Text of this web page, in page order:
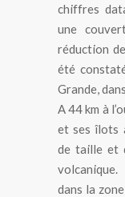
chiffres
une
réduction
été
Grande,
A 44 km à
et ses îlots
de taille et
dans la